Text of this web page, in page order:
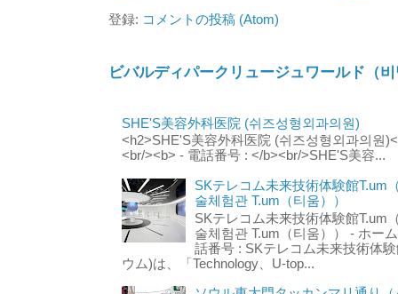
登録: コメントの投稿 (Atom)
ビバルディパークリュージュワールド（
SHE'S美容外科医院 (쉬즈성형외과의원)
<h2>SHE'S美容外科医院 (쉬즈성형외과의원
<br/><b> - 電話番号 : </b><br/>SHE'S美容...
SKテレコム未来技術体験館T.um
술체험관 T.um（티움））
SKテレコム未来技術体験館T.um
술체험관 T.um（티움）） - ホー
話番号 : SKテレコム未来技術体
ウム)は、「Technology、U-top...